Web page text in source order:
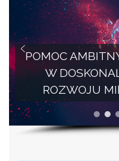
POMOC
W
ROZWOJU